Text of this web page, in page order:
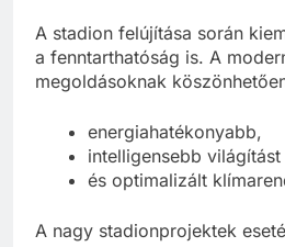
A stadion felújítása során
a fenntarthatóság is. A
megoldásoknak
energiahatékonyabb,
intelligensebb világítást
és optimalizált
A nagy stadionprojektek